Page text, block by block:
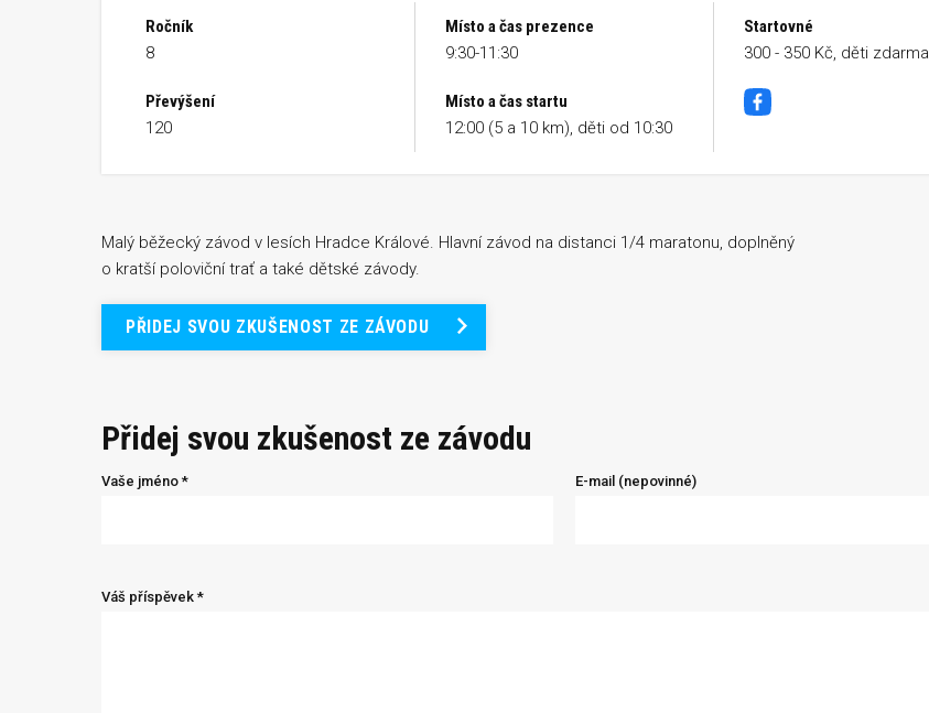
Ročník
8
Převýšení
120
Místo a čas prezence
9:30-11:30
Místo a čas startu
12:00 (5 a 10 km), děti od 10:30
Startovné
300 - 350 Kč, děti zdarma
Facebook
Malý běžecký závod v lesích Hradce Králové. Hlavní závod na distanci 1/4 maratonu, doplněný
o kratší poloviční trať a také dětské závody.
PŘIDEJ SVOU ZKUŠENOST ZE ZÁVODU
Přidej svou zkušenost ze závodu
Vaše jméno * E-mail (nepovinné)
Váš příspěvek *